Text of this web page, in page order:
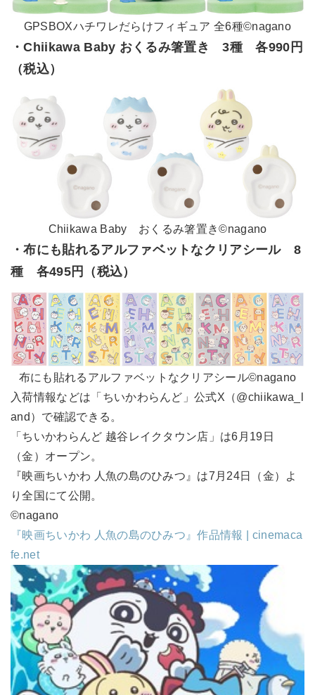
GPSBOXハチワレだらけフィギュア 全6種©nagano
・Chiikawa Baby おくるみ箸置き 3種 各990円
（税込）
Chiikawa Baby おくるみ箸置き©nagano
・布にも貼れるアルファベットなクリアシール 8
種 各495円（税込）
布にも貼れるアルファベットなクリアシール©nagano
入荷情報などは「ちいかわらんど」公式X（@chiikawa_l
and）で確認できる。
「ちいかわらんど 越谷レイクタウン店」は6月19日
（金）オープン。
『映画ちいかわ 人魚の島のひみつ』は7月24日（金）よ
り全国にて公開。
©nagano
『映画ちいかわ 人魚の島のひみつ』作品情報 | cinemaca
fe.net